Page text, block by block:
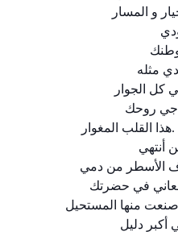
و المسار
مثله
كل الجوار
روحك
القلب المغوار
أنتهي
الأسطر من دمي
في حضرتك
منها المستحيل
أكبر دليل